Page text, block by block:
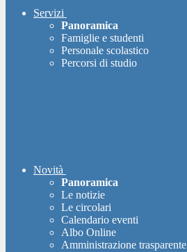
Servizi
Panoramica
Famiglie e studenti
Personale scolastico
Percorsi di studio
Novità
Panoramica
Le notizie
Le circolari
Calendario eventi
Albo Online
Amministrazione trasparente